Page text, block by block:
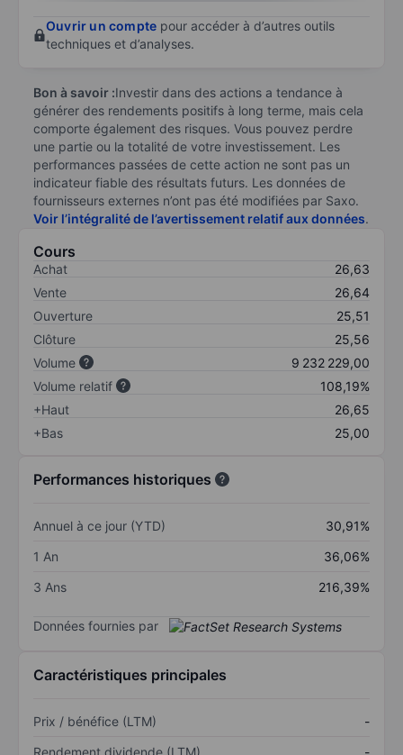
Ouvrir un compte pour accéder à d’autres outils
techniques et d’analyses.
Bon à savoir :Investir dans des actions a tendance à
générer des rendements positifs à long terme, mais cela
comporte également des risques. Vous pouvez perdre
une partie ou la totalité de votre investissement. Les
performances passées de cette action ne sont pas un
indicateur fiable des résultats futurs. Les données de
fournisseurs externes n’ont pas été modifiées par Saxo.
Voir l’intégralité de l’avertissement relatif aux données.
Cours
Achat
26,63
Vente
26,64
Ouverture
25,51
Clôture
25,56
Volume
9 232 229,00
Volume relatif
108,19%
+Haut
26,65
+Bas
25,00
Performances historiques
Annuel à ce jour (YTD)
30,91%
1 An
36,06%
3 Ans
216,39%
Données fournies par
Caractéristiques principales
Prix / bénéfice (LTM)
-